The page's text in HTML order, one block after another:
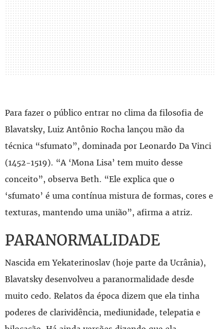
Para fazer o público entrar no clima da filosofia de
Blavatsky, Luiz Antônio Rocha lançou mão da
técnica “sfumato”, dominada por Leonardo Da Vinci
(1452-1519). “A ‘Mona Lisa’ tem muito desse
conceito”, observa Beth. “Ele explica que o
‘sfumato’ é uma contínua mistura de formas, cores e
texturas, mantendo uma união”, afirma a atriz.
PARANORMALIDADE
Nascida em Yekaterinoslav (hoje parte da Ucrânia),
Blavatsky desenvolveu a paranormalidade desde
muito cedo. Relatos da época dizem que ela tinha
poderes de clarividência, mediunidade, telepatia e